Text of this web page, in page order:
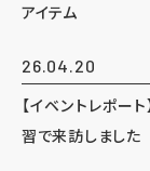
アイテム
26.04.20
【イベントレポ
習で来訪しました